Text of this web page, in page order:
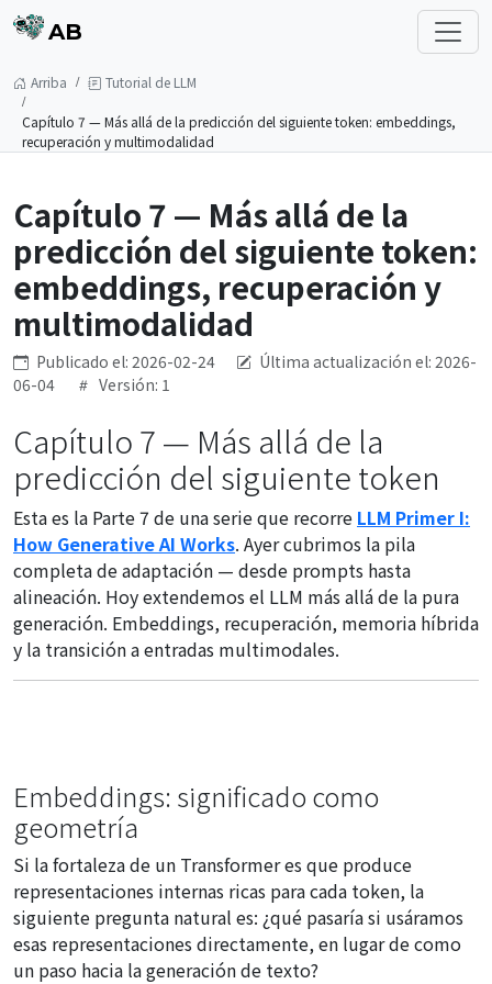
AB
Arriba Tutorial de LLM
Capítulo 7 — Más allá de la predicción del siguiente token: embeddings,
recuperación y multimodalidad
Capítulo 7 — Más allá de la
predicción del siguiente token:
embeddings, recuperación y
multimodalidad
Publicado el: 2026-02-24
Última actualización el: 2026-
06-04
Versión: 1
Capítulo 7 — Más allá de la
predicción del siguiente token
Esta es la Parte 7 de una serie que recorre LLM Primer I:
How Generative AI Works. Ayer cubrimos la pila
completa de adaptación — desde prompts hasta
alineación. Hoy extendemos el LLM más allá de la pura
generación. Embeddings, recuperación, memoria híbrida
y la transición a entradas multimodales.
Embeddings: significado como
geometría
Si la fortaleza de un Transformer es que produce
representaciones internas ricas para cada token, la
siguiente pregunta natural es: ¿qué pasaría si usáramos
esas representaciones directamente, en lugar de como
un paso hacia la generación de texto?